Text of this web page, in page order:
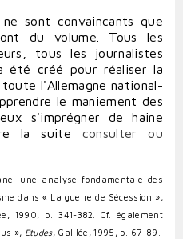
sont convaincants que
du volume. Tous les
tous les journalistes
été créé pour réaliser la
l'Allemagne national-
le maniement des
s'imprégner de haine
la suite consulter ou
une analyse fondamentale des
dans « La guerre de Sécession »,
1990, p. 341-382. Cf. également
», Études, Galilée, 1995, p. 67-89.